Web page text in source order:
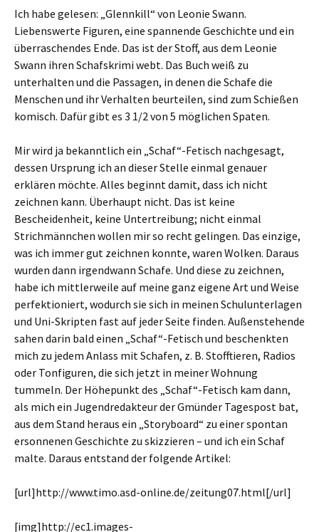
Ich habe gelesen: „Glennkill“ von Leonie Swann.
Liebenswerte Figuren, eine spannende Geschichte und ein
überraschendes Ende. Das ist der Stoff, aus dem Leonie
Swann ihren Schafskrimi webt. Das Buch weiß zu
unterhalten und die Passagen, in denen die Schafe die
Menschen und ihr Verhalten beurteilen, sind zum Schießen
komisch. Dafür gibt es 3 1/2 von 5 möglichen Spaten.
Mir wird ja bekanntlich ein „Schaf“-Fetisch nachgesagt,
dessen Ursprung ich an dieser Stelle einmal genauer
erklären möchte. Alles beginnt damit, dass ich nicht
zeichnen kann. Überhaupt nicht. Das ist keine
Bescheidenheit, keine Untertreibung; nicht einmal
Strichmännchen wollen mir so recht gelingen. Das einzige,
was ich immer gut zeichnen konnte, waren Wolken. Daraus
wurden dann irgendwann Schafe. Und diese zu zeichnen,
habe ich mittlerweile auf meine ganz eigene Art und Weise
perfektioniert, wodurch sie sich in meinen Schulunterlagen
und Uni-Skripten fast auf jeder Seite finden. Außenstehende
sahen darin bald einen „Schaf“-Fetisch und beschenkten
mich zu jedem Anlass mit Schafen, z. B. Stofftieren, Radios
oder Tonfiguren, die sich jetzt in meiner Wohnung
tummeln. Der Höhepunkt des „Schaf“-Fetisch kam dann,
als mich ein Jugendredakteur der Gmünder Tagespost bat,
aus dem Stand heraus ein „Storyboard“ zu einer spontan
ersonnenen Geschichte zu skizzieren – und ich ein Schaf
malte. Daraus entstand der folgende Artikel:
[url]http://www.timo.asd-online.de/zeitung07.html[/url]
[img]http://ec1.images-